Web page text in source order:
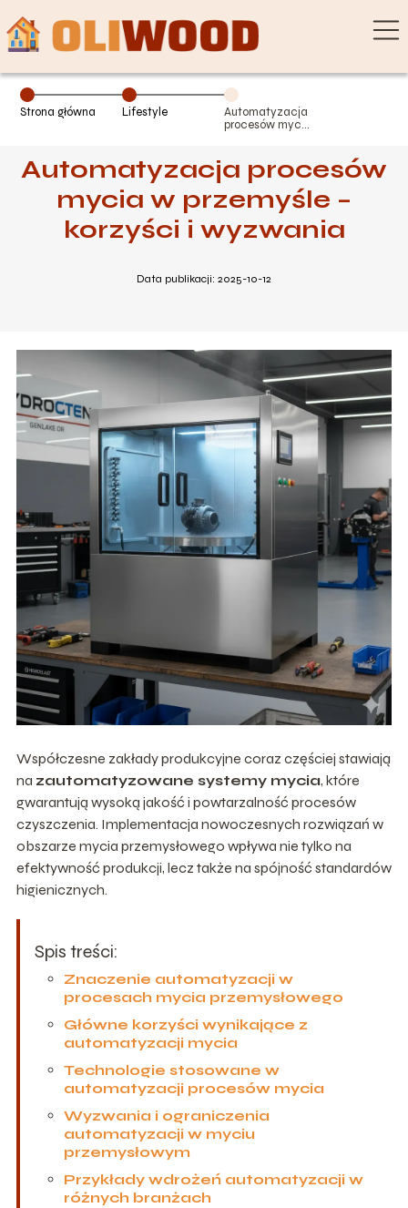
Strona główna Lifestyle
Automatyzacja
procesów mycia
wyzwania
Automatyzacja procesów
mycia w przemyśle –
korzyści i wyzwania
Data publikacji: 2025-10-12
Współczesne zakłady produkcyjne coraz częściej stawiają
na zautomatyzowane systemy mycia, które
gwarantują wysoką jakość i powtarzalność procesów
czyszczenia. Implementacja nowoczesnych rozwiązań w
obszarze mycia przemysłowego wpływa nie tylko na
efektywność produkcji, lecz także na spójność standardów
higienicznych.
Spis treści:
Znaczenie automatyzacji w
procesach mycia przemysłowego
Główne korzyści wynikające z
automatyzacji mycia
Technologie stosowane w
automatyzacji procesów mycia
Wyzwania i ograniczenia
automatyzacji w myciu
przemysłowym
Przykłady wdrożeń automatyzacji w
różnych branżach